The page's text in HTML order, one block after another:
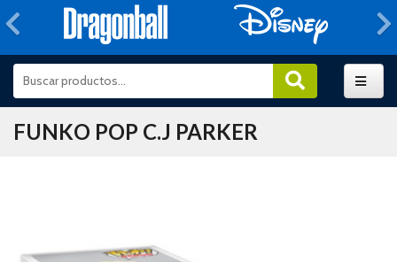
Anterior
FUNKO POP C.J PARKER